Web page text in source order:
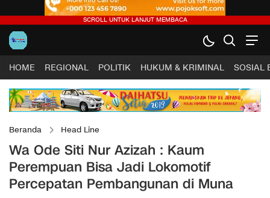
HOME REGIONAL POLITIK HUKUM & KRIMINAL SOSIAL
Beranda Head Line
Wa Ode Siti Nur Azizah : Kaum
Perempuan Bisa Jadi Lokomotif
Percepatan Pembangunan di Muna